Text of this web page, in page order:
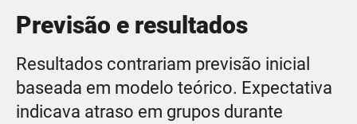
Previsão e resultados
Resultados contrariam previsão inicial
baseada em modelo teórico. Expectativa
indicava atraso em grupos durante